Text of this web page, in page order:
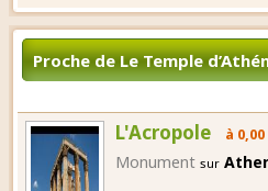
Proche de Le Temple
L'Acropole à 0,00
Monument sur